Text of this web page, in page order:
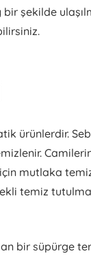
şekilde
ürünlerdir.
Camilerin
mutlaka
temiz
bir süpürge